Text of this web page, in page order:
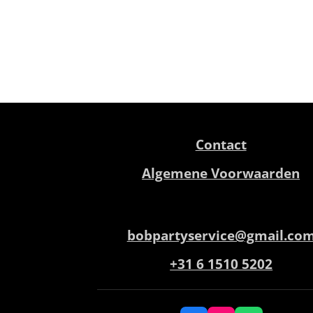
Contact
Algemene Voorwaarden
+31 6 1510 5202